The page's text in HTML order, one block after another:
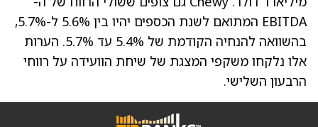
EBITDA המתואם לשנת הכספים יהיו בין 5.6% ל-5.7%,
בהשוואה להנחיה הקודמת של 5.4% עד 5.7%. הערות
אלו נלקחו משקפי המצגת של שיחת הוועידה על רווחי
הרבעון השלישי.